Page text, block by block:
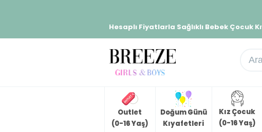
Hesaplı Fiyatlarla Sağlıklı Bebek Çocuk
Outlet
(0-16 Yaş)
Doğum Günü
Kıyafetleri
Kız Çocuk
(0-16 Yaş)